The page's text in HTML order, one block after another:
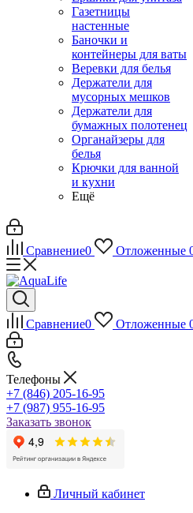
Газетницы
настенные
Баночки и
контейнеры для ваты
Веревки для белья
Держатели для
мусорных мешков
Держатели для
бумажных полотенец
Органайзеры для
белья
Крючки для ванной
и кухни
Ещё
Сравнение0 Отложенные
Сравнение0 Отложенные
Телефоны
+7 (846) 205-16-95
+7 (987) 955-16-95
Заказать звонок
Личный кабинет